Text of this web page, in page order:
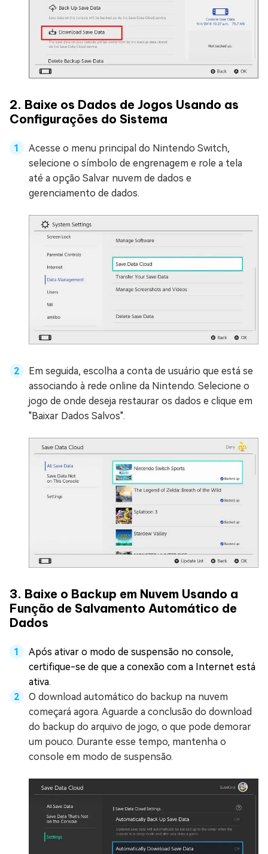
2. Baixe os Dados de Jogos Usando as
Configurações do Sistema
Acesse o menu principal do Nintendo Switch,
selecione o símbolo de engrenagem e role a tela
até a opção Salvar nuvem de dados e
gerenciamento de dados.
Em seguida, escolha a conta de usuário que está se
associando à rede online da Nintendo. Selecione o
jogo de onde deseja restaurar os dados e clique em
"Baixar Dados Salvos".
3. Baixe o Backup em Nuvem Usando a
Função de Salvamento Automático de
Dados
Após ativar o modo de suspensão no console,
certifique-se de que a conexão com a Internet está
ativa.
O download automático do backup na nuvem
começará agora. Aguarde a conclusão do download
do backup do arquivo de jogo, o que pode demorar
um pouco. Durante esse tempo, mantenha o
console em modo de suspensão.